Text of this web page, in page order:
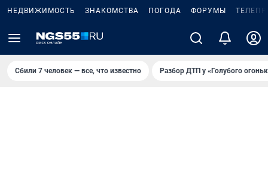
НЕДВИЖИМОСТЬ ЗНАКОМСТВА ПОГОДА ФОРУМЫ
Сбили 7 человек — все, что известно Разбор ДТП у «Голубого